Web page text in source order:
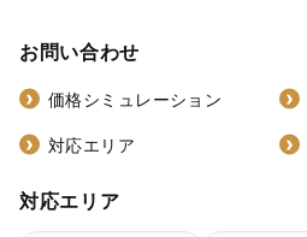
お問い合わせ
価格シミュレーション
対応エリア
対応エリア